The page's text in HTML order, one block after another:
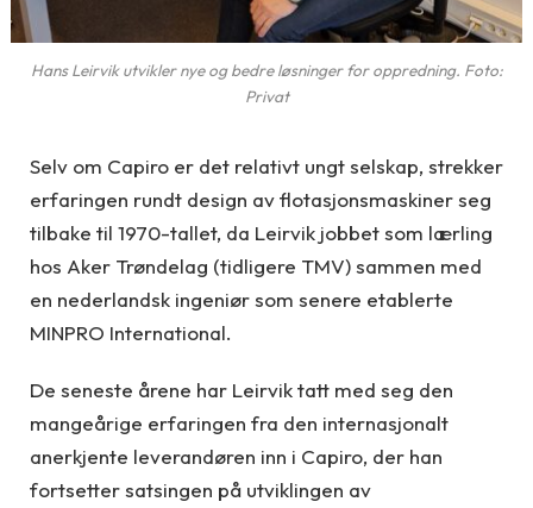
Hans Leirvik utvikler nye og bedre løsninger for oppredning. Foto:
Privat
Selv om Capiro er det relativt ungt selskap, strekker
erfaringen rundt design av flotasjonsmaskiner seg
tilbake til 1970-tallet, da Leirvik jobbet som lærling
hos Aker Trøndelag (tidligere TMV) sammen med
en nederlandsk ingeniør som senere etablerte
MINPRO International.
De seneste årene har Leirvik tatt med seg den
mangeårige erfaringen fra den internasjonalt
anerkjente leverandøren inn i Capiro, der han
fortsetter satsingen på utviklingen av